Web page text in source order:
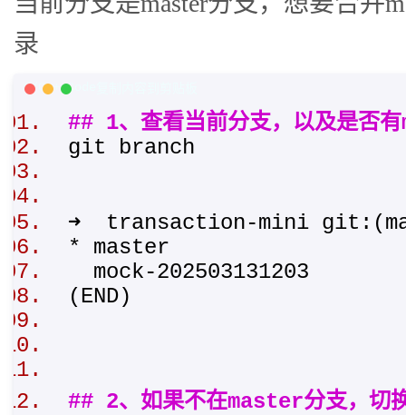
录
C/C++ Code
## 1、查看当前分支，以及是否有
git branch
➜ transaction-mini
* master
mock-202503131203
(END)
## 2、如果不在master分支，切